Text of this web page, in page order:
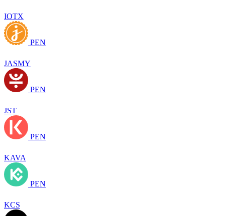
IOTX
PEN
JASMY
PEN
JST
PEN
KAVA
PEN
KCS